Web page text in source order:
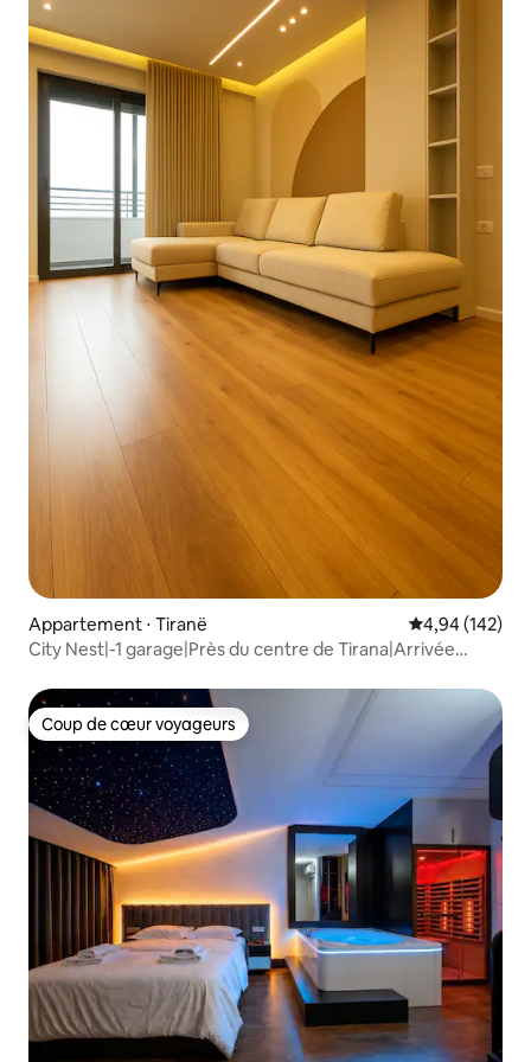
Appartement ⋅ Tiranë Évaluation
4,94 (142)
City Nest|-1 garage|Près du centre de Tirana|Arrivée
Coup de cœur voyageurs
Coup de cœur voyageurs